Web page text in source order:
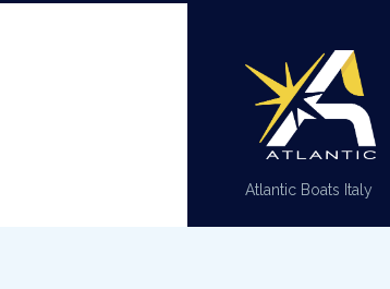
Atlantic Boats Italy